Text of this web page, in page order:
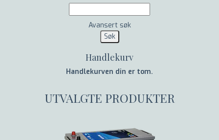
Avansert søk
Handlekurv
Handlekurven din er tom.
UTVALGTE PRODUKTER